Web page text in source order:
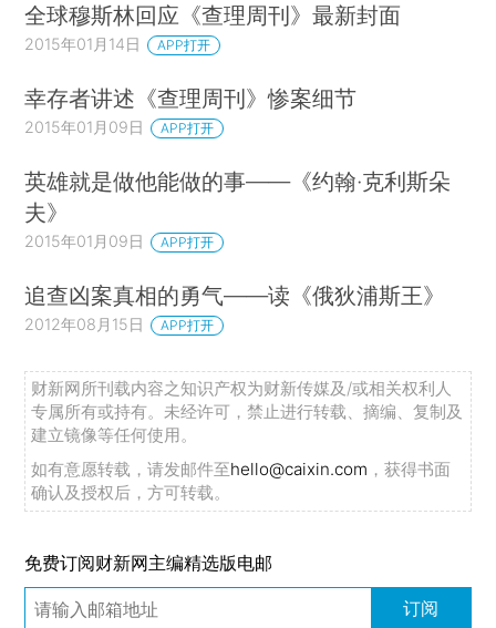
全球穆斯林回应《查理周刊》最新封面
2015年01月14日 APP打开
幸存者讲述《查理周刊》惨案细节
2015年01月09日 APP打开
英雄就是做他能做的事——《约翰·克利斯朵
夫》
2015年01月09日 APP打开
追查凶案真相的勇气——读《俄狄浦斯王》
2012年08月15日 APP打开
财新网所刊载内容之知识产权为财新传媒及/或相关权利人
专属所有或持有。未经许可，禁止进行转载、摘编、复制及
建立镜像等任何使用。
如有意愿转载，请发邮件至hello@caixin.com ，获得书面
确认及授权后，方可转载。
免费订阅财新网主编精选版电邮
订阅